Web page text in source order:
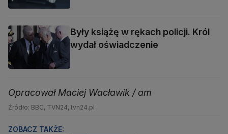
Były książę w rękach policji. Król
wydał oświadczenie
Opracował Maciej Wacławik / am
Źródło: BBC, TVN24, tvn24.pl
ZOBACZ TAKŻE: